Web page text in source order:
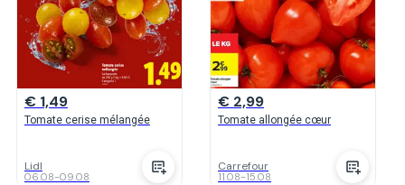
€ 1,49
Tomate cerise mélangée
Lidl
06.08-09.08
€ 2,99
Tomate allongée cœur
Carrefour
11.08-15.08